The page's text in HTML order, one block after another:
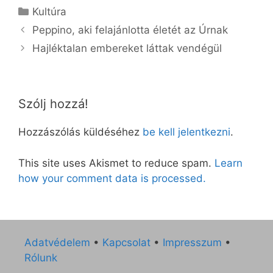
Kategória
Kultúra
Peppino, aki felajánlotta életét az Úrnak
Hajléktalan embereket láttak vendégül
Szólj hozzá!
Hozzászólás küldéséhez be kell jelentkezni.
This site uses Akismet to reduce spam. Learn
how your comment data is processed.
Adatvédelem • Kapcsolat • Impresszum •
Rólunk